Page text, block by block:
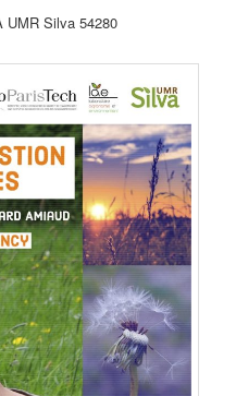
UMR Silva 54280